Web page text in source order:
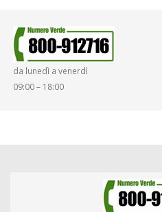
da lunedì a venerdì
09:00 – 18:00